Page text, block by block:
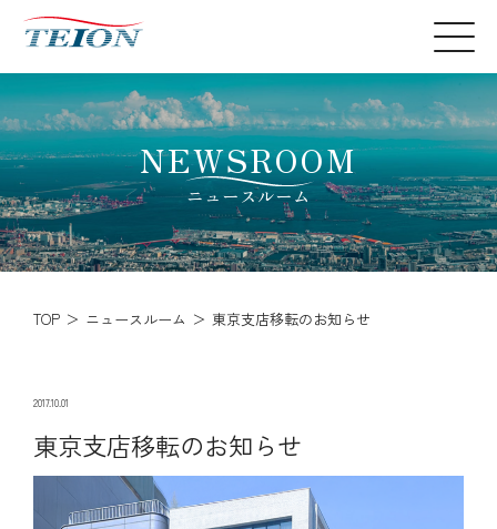
NEWSROOM
ニュースルーム
TOP ニュースルーム 東京支店移転のお知らせ
2017.10.01
東京支店移転のお知らせ